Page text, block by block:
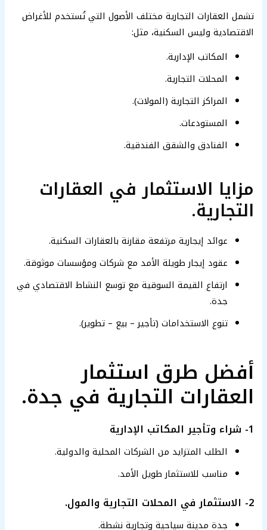
تشمل العقارات التجارية مختلف الأصول التي تُستخدم للأغراض
الاقتصادية وليس السكنية، مثل:
المكاتب الإدارية.
المحلات التجارية.
المراكز التجارية (المولات).
المستودعات.
الفنادق والشقق الفندقية.
مزايا الاستثمار في العقارات
التجارية.
عوائد إيجارية مرتفعة مقارنة بالعقارات السكنية.
عقود إيجار طويلة الأمد مع شركات ومؤسسات موثوقة.
ارتفاع القيمة السوقية مع توسع النشاط الاقتصادي في
جدة.
تنوع الاستخدامات (تأجير – بيع – تطوير).
أفضل طرق استثمار
العقارات التجارية في جدة.
1- شراء وتأجير المكاتب الإدارية
الطلب المتزايد من الشركات المحلية والدولية.
مناسب للاستثمار طويل الأمد.
2- الاستثمار في المحلات التجارية والمول.
جدة مدينة سياحية وتجارية نشطة.